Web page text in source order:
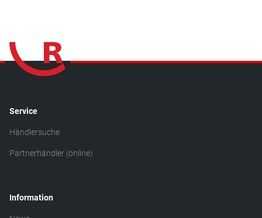
Service
Händlersuche
Partnerhändler (online)
Information